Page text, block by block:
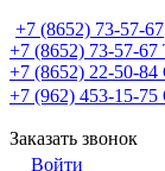
+7 (8652) 73-57-67
+7 (8652) 73-57-67
+7 (8652) 22-50-84
+7 (962) 453-15-75
Заказать звонок
Войти